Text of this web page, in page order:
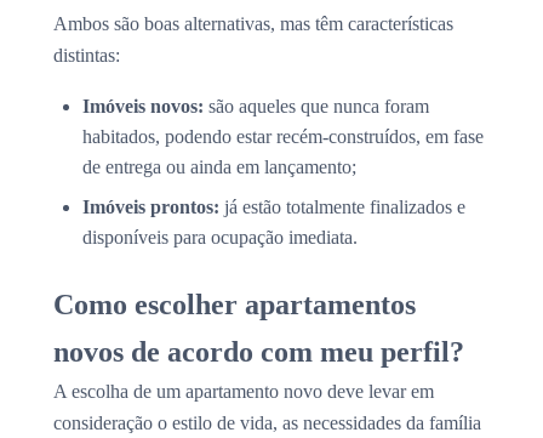
Ambos são boas alternativas, mas têm características
distintas:
Imóveis novos: são aqueles que nunca foram
habitados, podendo estar recém-construídos, em fase
de entrega ou ainda em lançamento;
Imóveis prontos: já estão totalmente finalizados e
disponíveis para ocupação imediata.
Como escolher apartamentos
novos de acordo com meu perfil?
A escolha de um apartamento novo deve levar em
consideração o estilo de vida, as necessidades da família